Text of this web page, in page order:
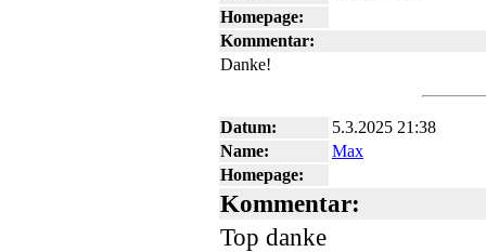
Homepage:
Kommentar:
Danke!
Datum:
5.3.2025 21:38
Name:
Max
Homepage:
Kommentar:
Top danke